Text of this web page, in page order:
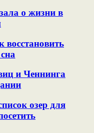
о жизни в
восстановить
и Ченнинга
озер для